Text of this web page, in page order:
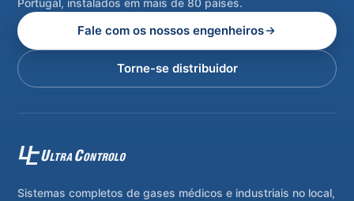
Portugal, instalados em mais de 80 países.
Fale com os nossos engenheiros
Torne-se distribuidor
Sistemas completos de gases médicos e industriais no local,